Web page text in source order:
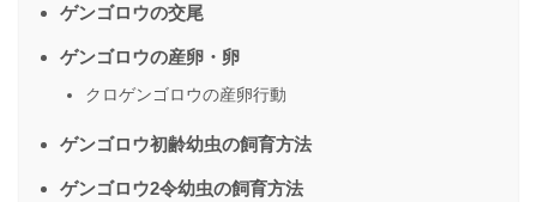
ゲンゴロウの交尾
ゲンゴロウの産卵・卵
クロゲンゴロウの産卵行動
ゲンゴロウ初齢幼虫の飼育方法
ゲンゴロウ2令幼虫の飼育方法